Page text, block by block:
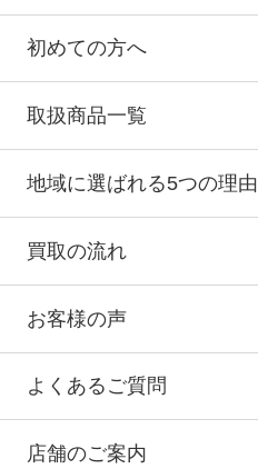
初めての方へ
取扱商品一覧
地域に選ばれる5つの理由
買取の流れ
お客様の声
よくあるご質問
店舗のご案内